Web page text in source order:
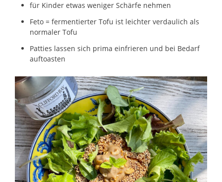
für Kinder etwas weniger Schärfe nehmen
Feto = fermentierter Tofu ist leichter verdaulich als
normaler Tofu
Patties lassen sich prima einfrieren und bei Bedarf
auftoasten